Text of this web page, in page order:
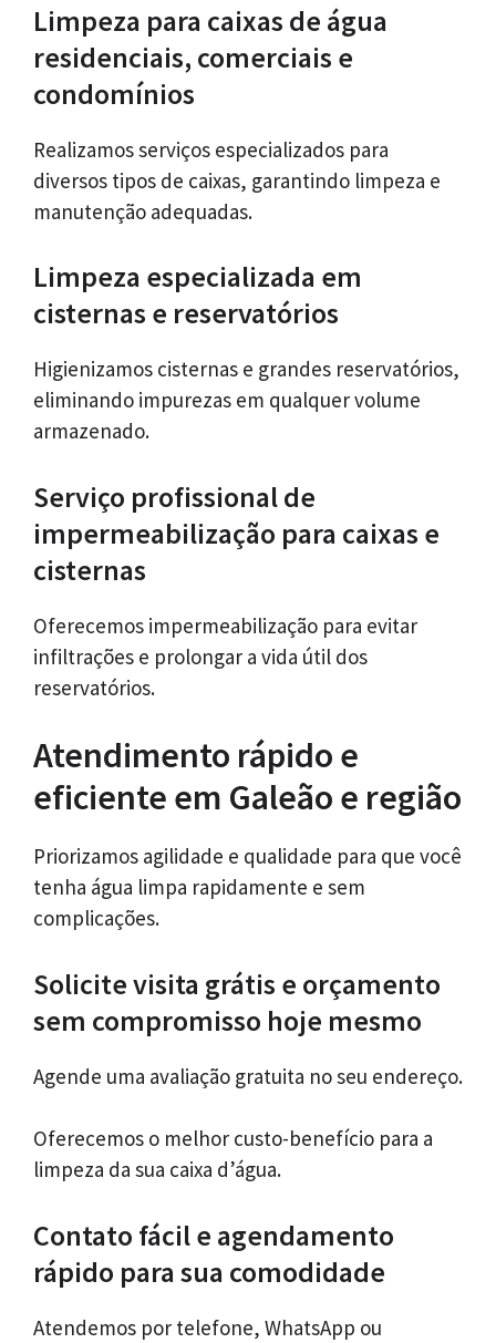
Limpeza para caixas de água
residenciais, comerciais e
condomínios
Realizamos serviços especializados para
diversos tipos de caixas, garantindo limpeza e
manutenção adequadas.
Limpeza especializada em
cisternas e reservatórios
Higienizamos cisternas e grandes reservatórios,
eliminando impurezas em qualquer volume
armazenado.
Serviço profissional de
impermeabilização para caixas e
cisternas
Oferecemos impermeabilização para evitar
infiltrações e prolongar a vida útil dos
reservatórios.
Atendimento rápido e
eficiente em Galeão e região
Priorizamos agilidade e qualidade para que você
tenha água limpa rapidamente e sem
complicações.
Solicite visita grátis e orçamento
sem compromisso hoje mesmo
Agende uma avaliação gratuita no seu endereço.
Oferecemos o melhor custo-benefício para a
limpeza da sua caixa d’água.
Contato fácil e agendamento
rápido para sua comodidade
Atendemos por telefone, WhatsApp ou